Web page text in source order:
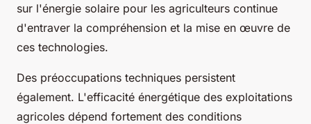
sur l'énergie solaire pour les agriculteurs continue
d'entraver la compréhension et la mise en œuvre de
ces technologies.
Des préoccupations techniques persistent
également. L'efficacité énergétique des exploitations
agricoles dépend fortement des conditions